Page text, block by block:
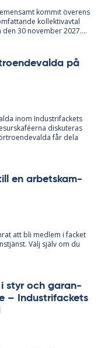
kom­mit över­ens
kol­lek­tivav­tal
30 no­vem­ber 2027....
på
inom In­du­stri­fac­kets
dis­ku­te­ras
får dela
en ar­bets­kam­
att bli med­lem i fac­ket
Välj själv om du
i styr och ga­ran­
– In­du­stri­fac­kets